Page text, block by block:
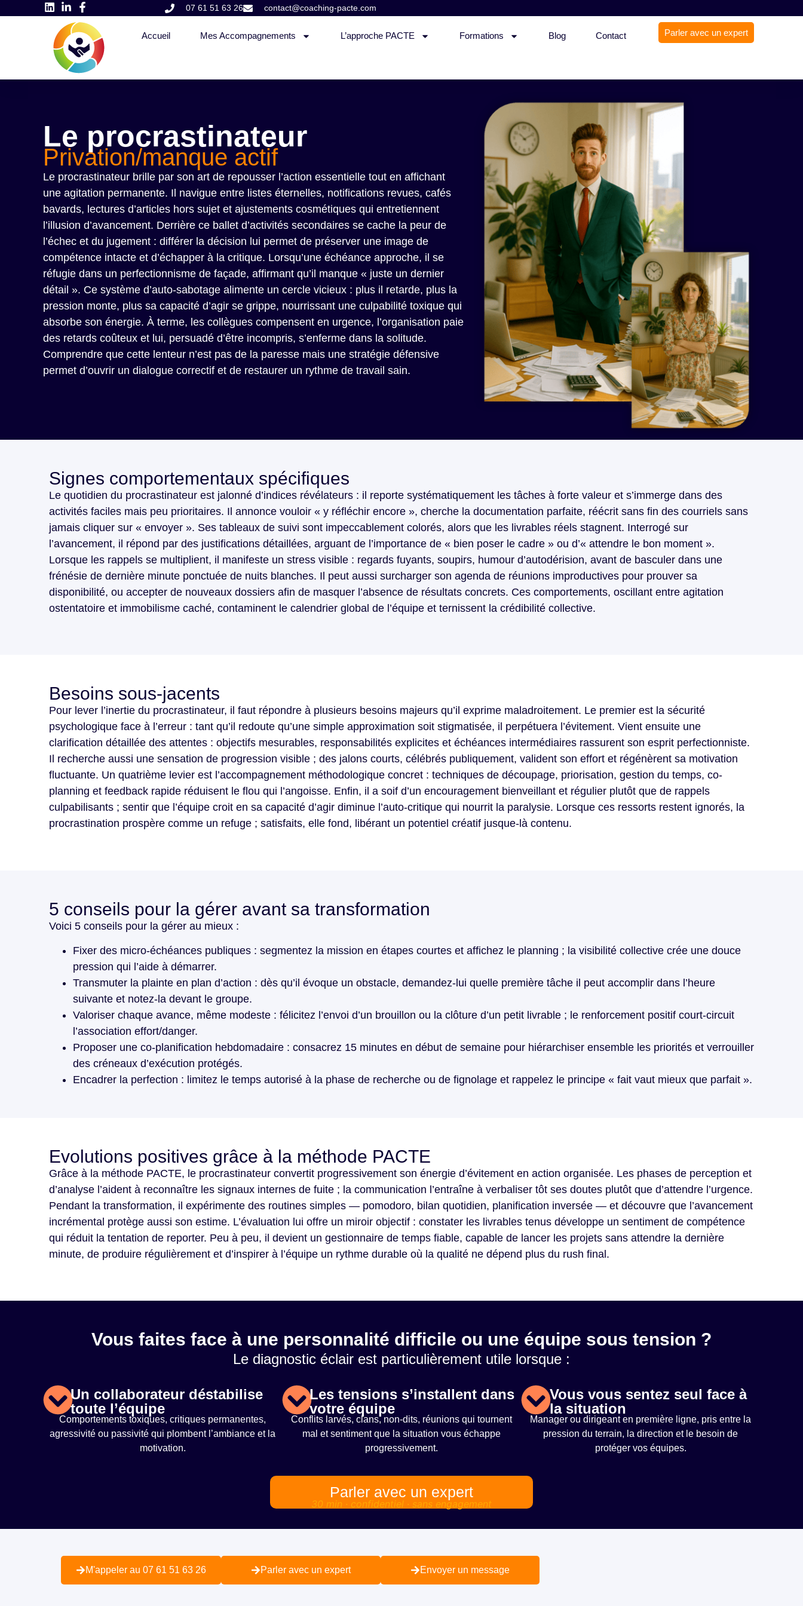
07 61 51 63 26 contact@coaching-pacte.com
Accueil Mes Accompagnements L’approche PACTE Formations Blog Contact Parler avec un expert
Le procrastinateur
Privation/manque actif
Le procrastinateur brille par son art de repousser l’action essentielle tout en affichant
une agitation permanente. Il navigue entre listes éternelles, notifications revues, cafés
bavards, lectures d’articles hors sujet et ajustements cosmétiques qui entretiennent
l’illusion d’avancement. Derrière ce ballet d’activités secondaires se cache la peur de
l’échec et du jugement : différer la décision lui permet de préserver une image de
compétence intacte et d’échapper à la critique. Lorsqu’une échéance approche, il se
réfugie dans un perfectionnisme de façade, affirmant qu’il manque « juste un dernier
détail ». Ce système d’auto-sabotage alimente un cercle vicieux : plus il retarde, plus la
pression monte, plus sa capacité d’agir se grippe, nourrissant une culpabilité toxique qui
absorbe son énergie. À terme, les collègues compensent en urgence, l’organisation paie
des retards coûteux et lui, persuadé d’être incompris, s’enferme dans la solitude.
Comprendre que cette lenteur n’est pas de la paresse mais une stratégie défensive
permet d’ouvrir un dialogue correctif et de restaurer un rythme de travail sain.
Signes comportementaux spécifiques
Le quotidien du procrastinateur est jalonné d’indices révélateurs : il reporte systématiquement les tâches à forte valeur et s’immerge dans des
activités faciles mais peu prioritaires. Il annonce vouloir « y réfléchir encore », cherche la documentation parfaite, réécrit sans fin des courriels sans
jamais cliquer sur « envoyer ». Ses tableaux de suivi sont impeccablement colorés, alors que les livrables réels stagnent. Interrogé sur
l’avancement, il répond par des justifications détaillées, arguant de l’importance de « bien poser le cadre » ou d’« attendre le bon moment ».
Lorsque les rappels se multiplient, il manifeste un stress visible : regards fuyants, soupirs, humour d’autodérision, avant de basculer dans une
frénésie de dernière minute ponctuée de nuits blanches. Il peut aussi surcharger son agenda de réunions improductives pour prouver sa
disponibilité, ou accepter de nouveaux dossiers afin de masquer l’absence de résultats concrets. Ces comportements, oscillant entre agitation
ostentatoire et immobilisme caché, contaminent le calendrier global de l’équipe et ternissent la crédibilité collective.
Besoins sous-jacents
Pour lever l’inertie du procrastinateur, il faut répondre à plusieurs besoins majeurs qu’il exprime maladroitement. Le premier est la sécurité
psychologique face à l’erreur : tant qu’il redoute qu’une simple approximation soit stigmatisée, il perpétuera l’évitement. Vient ensuite une
clarification détaillée des attentes : objectifs mesurables, responsabilités explicites et échéances intermédiaires rassurent son esprit perfectionniste.
Il recherche aussi une sensation de progression visible ; des jalons courts, célébrés publiquement, valident son effort et régénèrent sa motivation
fluctuante. Un quatrième levier est l’accompagnement méthodologique concret : techniques de découpage, priorisation, gestion du temps, co-
planning et feedback rapide réduisent le flou qui l’angoisse. Enfin, il a soif d’un encouragement bienveillant et régulier plutôt que de rappels
culpabilisants ; sentir que l’équipe croit en sa capacité d’agir diminue l’auto-critique qui nourrit la paralysie. Lorsque ces ressorts restent ignorés, la
procrastination prospère comme un refuge ; satisfaits, elle fond, libérant un potentiel créatif jusque-là contenu.
5 conseils pour la gérer avant sa transformation
Voici 5 conseils pour la gérer au mieux :
Fixer des micro-échéances publiques : segmentez la mission en étapes courtes et affichez le planning ; la visibilité collective crée une douce
pression qui l’aide à démarrer.
Transmuter la plainte en plan d’action : dès qu’il évoque un obstacle, demandez-lui quelle première tâche il peut accomplir dans l’heure
suivante et notez-la devant le groupe.
Valoriser chaque avance, même modeste : félicitez l’envoi d’un brouillon ou la clôture d’un petit livrable ; le renforcement positif court-circuit
l’association effort/danger.
Proposer une co-planification hebdomadaire : consacrez 15 minutes en début de semaine pour hiérarchiser ensemble les priorités et verrouiller
des créneaux d’exécution protégés.
Encadrer la perfection : limitez le temps autorisé à la phase de recherche ou de fignolage et rappelez le principe « fait vaut mieux que parfait ».
Evolutions positives grâce à la méthode PACTE
Grâce à la méthode PACTE, le procrastinateur convertit progressivement son énergie d’évitement en action organisée. Les phases de perception et
d’analyse l’aident à reconnaître les signaux internes de fuite ; la communication l’entraîne à verbaliser tôt ses doutes plutôt que d’attendre l’urgence.
Pendant la transformation, il expérimente des routines simples — pomodoro, bilan quotidien, planification inversée — et découvre que l’avancement
incrémental protège aussi son estime. L’évaluation lui offre un miroir objectif : constater les livrables tenus développe un sentiment de compétence
qui réduit la tentation de reporter. Peu à peu, il devient un gestionnaire de temps fiable, capable de lancer les projets sans attendre la dernière
minute, de produire régulièrement et d’inspirer à l’équipe un rythme durable où la qualité ne dépend plus du rush final.
Vous faites face à une personnalité difficile ou une équipe sous tension ?
Le diagnostic éclair est particulièrement utile lorsque :
Un collaborateur déstabilise
toute l’équipe
Les tensions s’installent dans
votre équipe
Vous vous sentez seul face à
la situation
Comportements toxiques, critiques permanentes,
agressivité ou passivité qui plombent l’ambiance et la
motivation.
Conflits larvés, clans, non-dits, réunions qui tournent
mal et sentiment que la situation vous échappe
progressivement.
Manager ou dirigeant en première ligne, pris entre la
pression du terrain, la direction et le besoin de
protéger vos équipes.
Parler avec un expert
30 min · confidentiel · sans engagement
M'appeler au 07 61 51 63 26 Parler avec un expert Envoyer un message